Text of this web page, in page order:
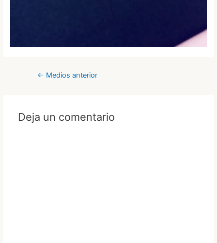
Navegación
← Medios anterior
Deja un comentario